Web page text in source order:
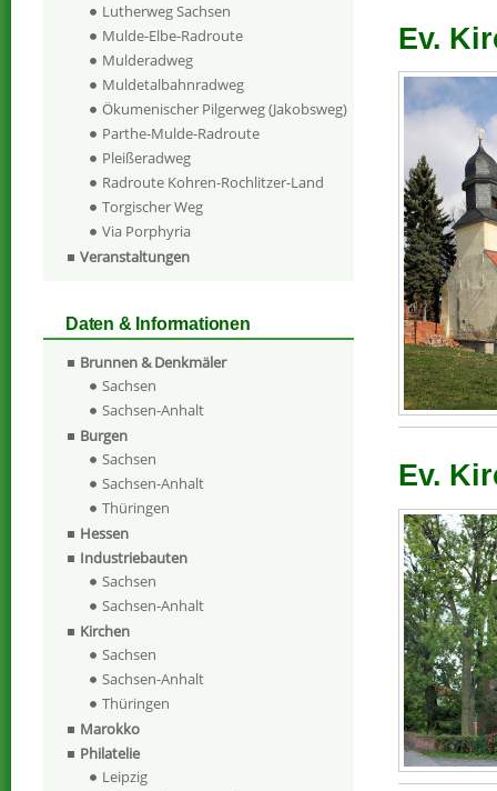
Ev.
Ev.
Lutherweg Sachsen
Mulde-Elbe-Radroute
Mulderadweg
Muldetalbahnradweg
Ökumenischer Pilgerweg (Jakobsweg)
Parthe-Mulde-Radroute
Pleißeradweg
Radroute Kohren-Rochlitzer-Land
Torgischer Weg
Via Porphyria
Veranstaltungen
Daten & Informationen
Brunnen & Denkmäler
Sachsen
Sachsen-Anhalt
Burgen
Sachsen
Sachsen-Anhalt
Thüringen
Hessen
Industriebauten
Sachsen
Sachsen-Anhalt
Kirchen
Sachsen
Sachsen-Anhalt
Thüringen
Marokko
Philatelie
Leipzig